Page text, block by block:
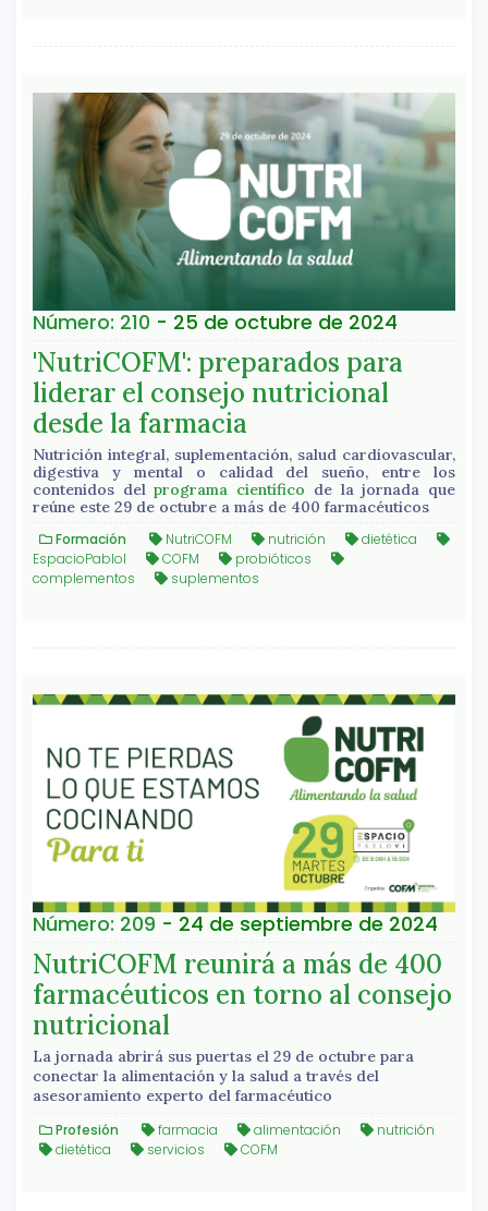
Número: 210 - 25 de octubre de 2024
'NutriCOFM': preparados para
liderar el consejo nutricional
desde la farmacia
Nutrición integral, suplementación, salud cardiovascular,
digestiva y mental o calidad del sueño, entre los
contenidos delprograma científico de la jornada que
reúne este 29 de octubre a más de 400 farmacéuticos
Formación NutriCOFM nutrición
dietética
EspacioPabloI
COFM
probióticos
complementos
suplementos
Número: 209 - 24 de septiembre de 2024
NutriCOFM reunirá a más de 400
farmacéuticos en torno al consejo
nutricional
La jornada abrirá sus puertas el 29 de octubre para
conectar la alimentación y la salud a través del
asesoramiento experto del farmacéutico
Profesión farmacia alimentación
nutrición
dietética
servicios COFM